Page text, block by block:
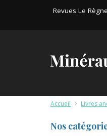
Revues Le
Accueil > Livres
Nos